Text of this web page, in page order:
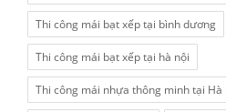
Thi công mái bạt xếp tại bình dương
Thi công mái bạt xếp tại hà nội
Thi công mái nhựa thông minh tại Hà